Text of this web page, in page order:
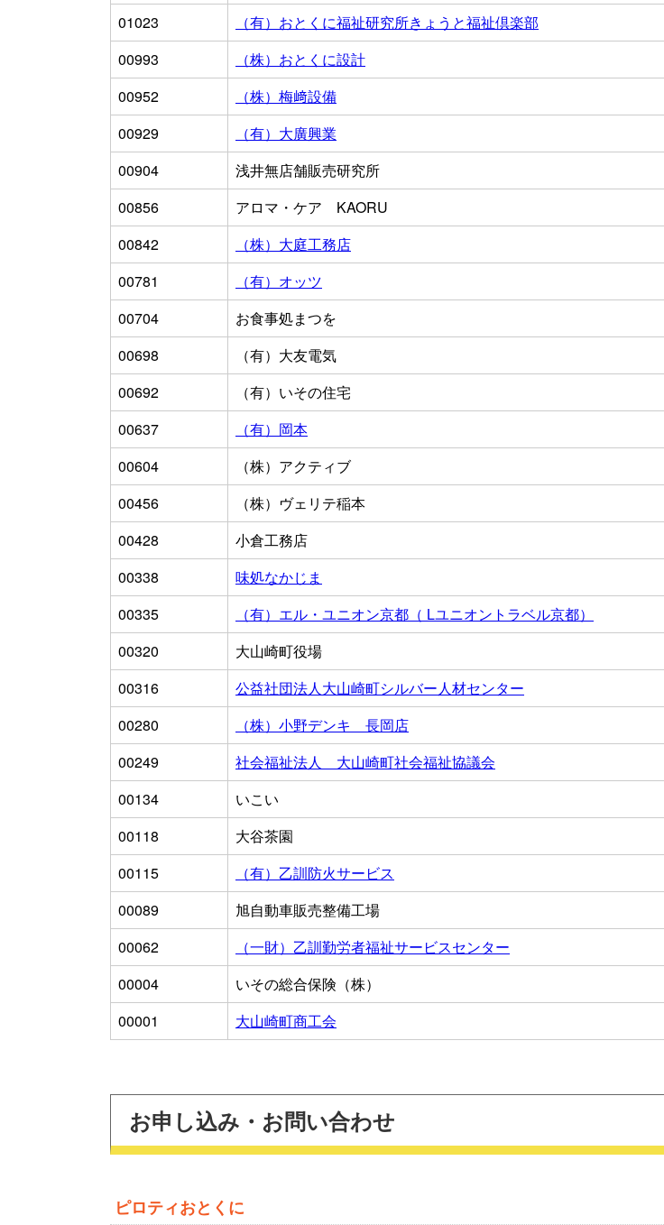
01023
（有）おとくに福祉研究所きょうと福祉倶楽部
00993
（株）おとくに設計
00952
（株）梅﨑設備
00929
（有）大廣興業
00904
浅井無店舗販売研究所
00856
アロマ・ケア KAORU
00842
（株）大庭工務店
00781
（有）オッツ
00704
お食事処まつを
00698
（有）大友電気
00692
（有）いその住宅
00637
（有）岡本
00604
（株）アクティブ
00456
（株）ヴェリテ稲本
00428
小倉工務店
00338
味処なかじま
00335
（有）エル・ユニオン京都（ Lユニオントラベル京都）
00320
大山崎町役場
00316
公益社団法人大山崎町シルバー人材センター
00280
（株）小野デンキ 長岡店
00249
社会福祉法人 大山崎町社会福祉協議会
00134
いこい
00118
大谷茶園
00115
（有）乙訓防火サービス
00089
旭自動車販売整備工場
00062
（一財）乙訓勤労者福祉サービスセンター
00004
いその総合保険（株）
00001
大山崎町商工会
お申し込み・お問い合わせ
ピロティおとくに